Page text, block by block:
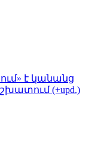
է կանանց
(+upd.)